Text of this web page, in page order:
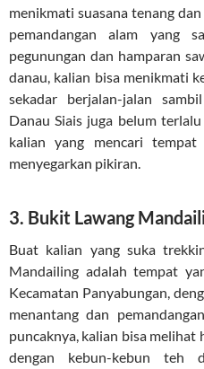
menikmati suasana tenang
pemandangan alam yang
pegunungan dan hamparan
danau, kalian bisa menikmati
sekadar berjalan-jalan
Danau Siais juga belum
kalian yang mencari
menyegarkan pikiran.
3. Bukit Lawang
Buat kalian yang suka
Mandailing adalah tempat
Kecamatan Panyabungan,
menantang dan
puncaknya, kalian bisa melihat
dengan kebun-kebun teh